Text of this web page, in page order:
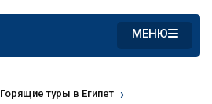
МЕНЮ
Горящие туры в Египет ›